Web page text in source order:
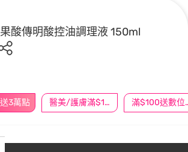
酸傳明酸控油調理液 150ml
3萬點 醫美/護膚滿$1200送$200 滿